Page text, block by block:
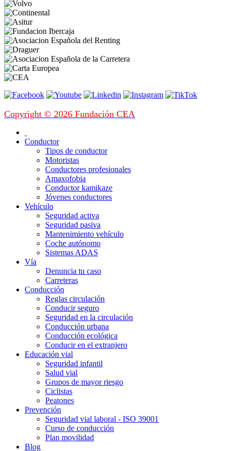
Copyright © 2026 Fundación CEA
Conductor
Tipos de conductor
Motoristas
Conductores profesionales
Amaxofobia
Conductor kamikaze
Jóvenes conductores
Vehículo
Seguridad activa
Seguridad pasiva
Mantenimiento vehículo
Coche autónomo
Sistemas ADAS
Vía
Denuncia tu caso
Carreteras
Conducción
Reglas circulación
Conducir seguro
Seguridad en la circulación
Conducción urbana
Conducción ecológica
Conducir en el extranjero
Educación vial
Seguridad infantil
Salud vial
Grupos de mayor riesgo
Ciclistas
Peatones
Prevención
Seguridad vial laboral - ISO 39001
Curso de conducción
Plan movilidad
Blog